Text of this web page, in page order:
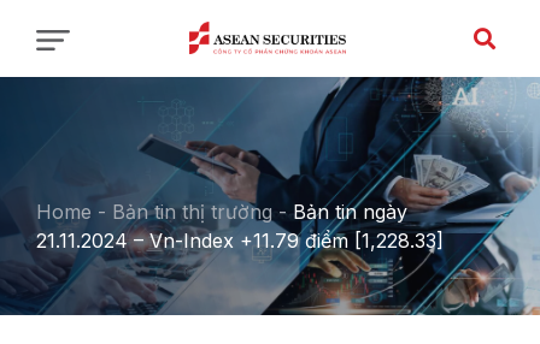
Home - Bản tin thị trường -Bản tin ngày
21.11.2024 – Vn-Index +11.79 điểm [1,228.33]